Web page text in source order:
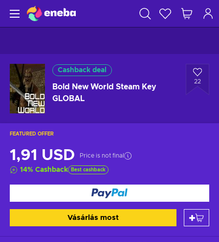
Cashback deal
Bold New World Steam Key
GLOBAL
22
FEATURED OFFER
1,91 USD Price is not final
14% Cashback Best cashback
Vásárlás most